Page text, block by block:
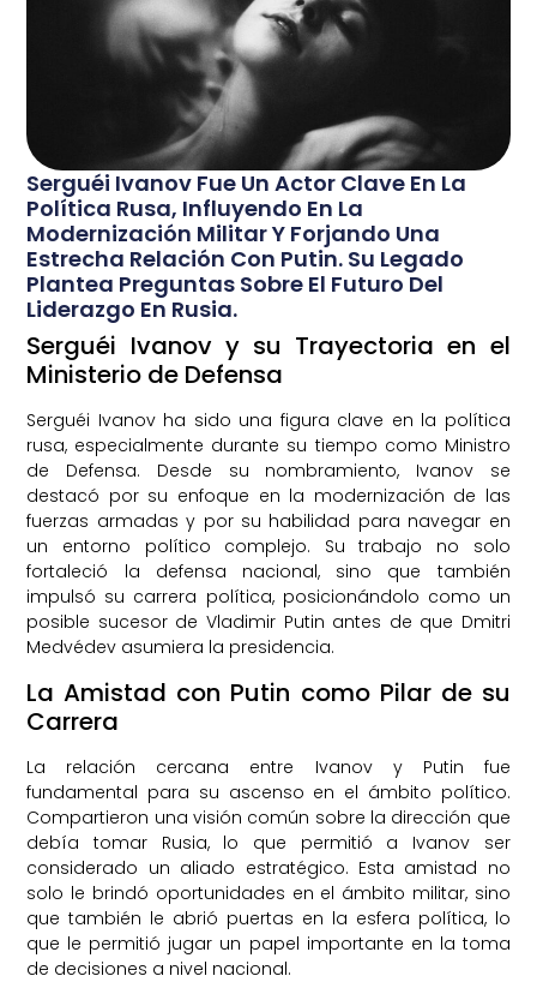
Serguéi Ivanov Fue Un Actor Clave En La
Política Rusa, Influyendo En La
Modernización Militar Y Forjando Una
Estrecha Relación Con Putin. Su Legado
Plantea Preguntas Sobre El Futuro Del
Liderazgo En Rusia.
Serguéi Ivanov y su Trayectoria en el
Ministerio de Defensa
Serguéi Ivanov ha sido una figura clave en la política
rusa, especialmente durante su tiempo como Ministro
de Defensa. Desde su nombramiento, Ivanov se
destacó por su enfoque en la modernización de las
fuerzas armadas y por su habilidad para navegar en
un entorno político complejo. Su trabajo no solo
fortaleció la defensa nacional, sino que también
impulsó su carrera política, posicionándolo como un
posible sucesor de Vladimir Putin antes de que Dmitri
Medvédev asumiera la presidencia.
La Amistad con Putin como Pilar de su
Carrera
La relación cercana entre Ivanov y Putin fue
fundamental para su ascenso en el ámbito político.
Compartieron una visión común sobre la dirección que
debía tomar Rusia, lo que permitió a Ivanov ser
considerado un aliado estratégico. Esta amistad no
solo le brindó oportunidades en el ámbito militar, sino
que también le abrió puertas en la esfera política, lo
que le permitió jugar un papel importante en la toma
de decisiones a nivel nacional.